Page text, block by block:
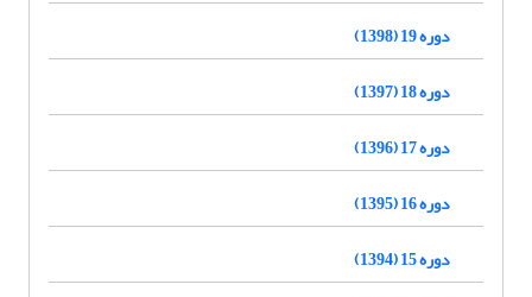
دوره 19 (1398)
دوره 18 (1397)
دوره 17 (1396)
دوره 16 (1395)
دوره 15 (1394)